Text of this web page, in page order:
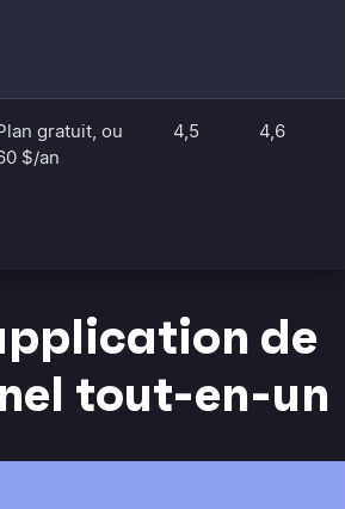
gratuit, ou
$/an
4,5 4,6
de
tout-en-un